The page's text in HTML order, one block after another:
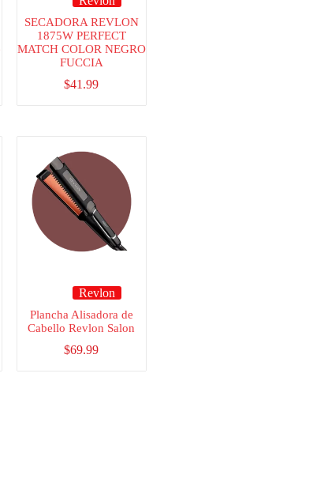
SECADORA REVLON
1875W PERFECT
MATCH COLOR NEGRO
FUCCIA
$41.99
Revlon
Plancha Alisadora de
Cabello Revlon Salon
$69.99